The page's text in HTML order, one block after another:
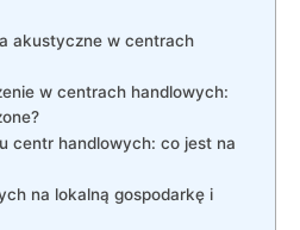
akustyczne w centrach
w centrach ​handlowych:
centr handlowych: co jest na
na lokalną gospodarkę i